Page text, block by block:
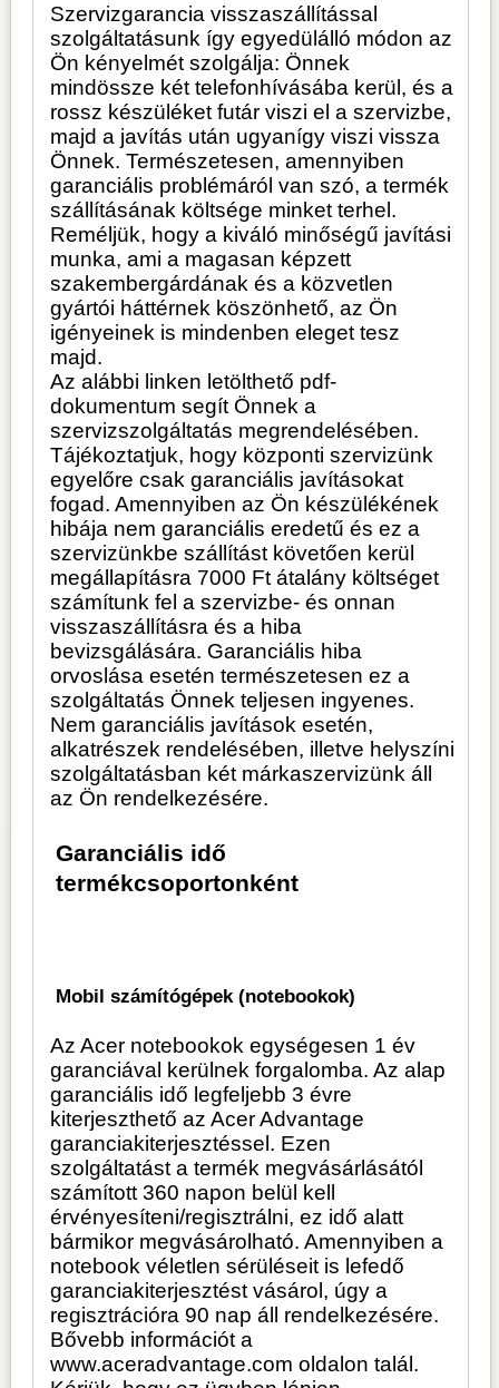
Szervizgarancia visszaszállítással
szolgáltatásunk így egyedülálló módon az
Ön kényelmét szolgálja: Önnek
mindössze két telefonhívásába kerül, és a
rossz készüléket futár viszi el a szervizbe,
majd a javítás után ugyanígy viszi vissza
Önnek. Természetesen, amennyiben
garanciális problémáról van szó, a termék
szállításának költsége minket terhel.
Reméljük, hogy a kiváló minőségű javítási
munka, ami a magasan képzett
szakembergárdának és a közvetlen
gyártói háttérnek köszönhető, az Ön
igényeinek is mindenben eleget tesz
majd.
Az alábbi linken letölthető pdf-
dokumentum segít Önnek a
szervizszolgáltatás megrendelésében.
Tájékoztatjuk, hogy központi szervizünk
egyelőre csak garanciális javításokat
fogad. Amennyiben az Ön készülékének
hibája nem garanciális eredetű és ez a
szervizünkbe szállítást követően kerül
megállapításra 7000 Ft átalány költséget
számítunk fel a szervizbe- és onnan
visszaszállításra és a hiba
bevizsgálására. Garanciális hiba
orvoslása esetén természetesen ez a
szolgáltatás Önnek teljesen ingyenes.
Nem garanciális javítások esetén,
alkatrészek rendelésében, illetve helyszíni
szolgáltatásban két márkaszervizünk áll
az Ön rendelkezésére.
Garanciális idő
termékcsoportonként
Mobil számítógépek (notebookok)
Az Acer notebookok egységesen 1 év
garanciával kerülnek forgalomba. Az alap
garanciális idő legfeljebb 3 évre
kiterjeszthető az Acer Advantage
garanciakiterjesztéssel. Ezen
szolgáltatást a termék megvásárlásától
számított 360 napon belül kell
érvényesíteni/regisztrálni, ez idő alatt
bármikor megvásárolható. Amennyiben a
notebook véletlen sérüléseit is lefedő
garanciakiterjesztést vásárol, úgy a
regisztrációra 90 nap áll rendelkezésére.
Bővebb információt a
www.aceradvantage.com oldalon talál.